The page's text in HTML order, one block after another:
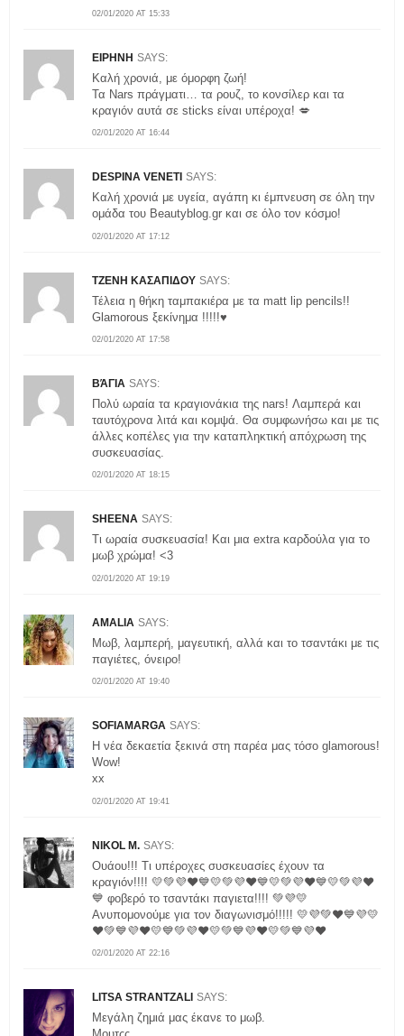
02/01/2020 AT 15:33
ΕΙΡΗΝΗ SAYS:
02/01/2020 AT 16:44
Καλή χρονιά, με όμορφη ζωή!
Τα Nars πράγματι… τα ρουζ, το κονσίλερ και τα
κραγιόν αυτά σε sticks είναι υπέροχα! 💋
DESPINA VENETI SAYS:
02/01/2020 AT 17:12
Καλή χρονιά με υγεία, αγάπη κι έμπνευση σε όλη την
ομάδα του Beautyblog.gr και σε όλο τον κόσμο!
ΤΖΕΝΗ ΚΑΣΑΠΙΔΟΥ SAYS:
02/01/2020 AT 17:58
Τέλεια η θήκη ταμπακιέρα με τα matt lip pencils!!
Glamorous ξεκίνημα !!!!!♥
ΒΆΓΙΑ SAYS:
02/01/2020 AT 18:15
Πολύ ωραία τα κραγιονάκια της nars! Λαμπερά και
ταυτόχρονα λιτά και κομψά. Θα συμφωνήσω και με τις
άλλες κοπέλες για την καταπληκτική απόχρωση της
συσκευασίας.
SHEENA SAYS:
02/01/2020 AT 19:19
Τι ωραία συσκευασία! Και μια extra καρδούλα για το
μωβ χρώμα! <3
AMALIA SAYS:
02/01/2020 AT 19:40
Μωβ, λαμπερή, μαγευτική, αλλά και το τσαντάκι με τις
παγιέτες, όνειρο!
SOFIAMARGA SAYS:
02/01/2020 AT 19:41
Η νέα δεκαετία ξεκινά στη παρέα μας τόσο glamorous!
Wow!
xx
NIKOL M. SAYS:
02/01/2020 AT 22:16
Ουάου!!! Τι υπέροχες συσκευασίες έχουν τα
κραγιόν!!!! 💛💚💜❤💙💛💚💜❤💙💛💚💜❤💙💛💚💜❤
💙 φοβερό το τσαντάκι παγιετα!!!! 💚💜💛
Ανυπομονούμε για τον διαγωνισμό!!!!! 💛💜💚❤💙💜💛
❤💚💙💜❤💛💙💚💜❤💛💚💙💜❤💛💚💙💜❤
LITSA STRANTZALI SAYS:
Μεγάλη ζημιά μας έκανε το μωβ.